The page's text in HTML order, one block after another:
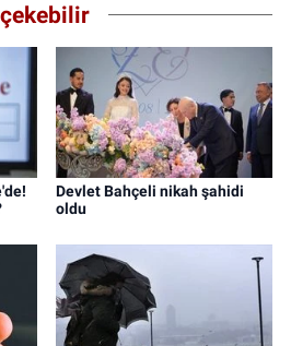
Devlet Bahçeli nikah şahidi
oldu